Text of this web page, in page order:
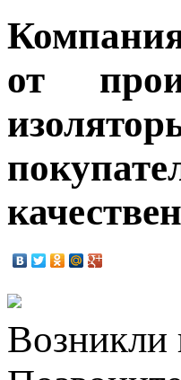
от
Возникли